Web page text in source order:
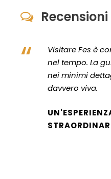
“
Visitare Fes è
nel tempo. La
nei minimi
davvero viva.